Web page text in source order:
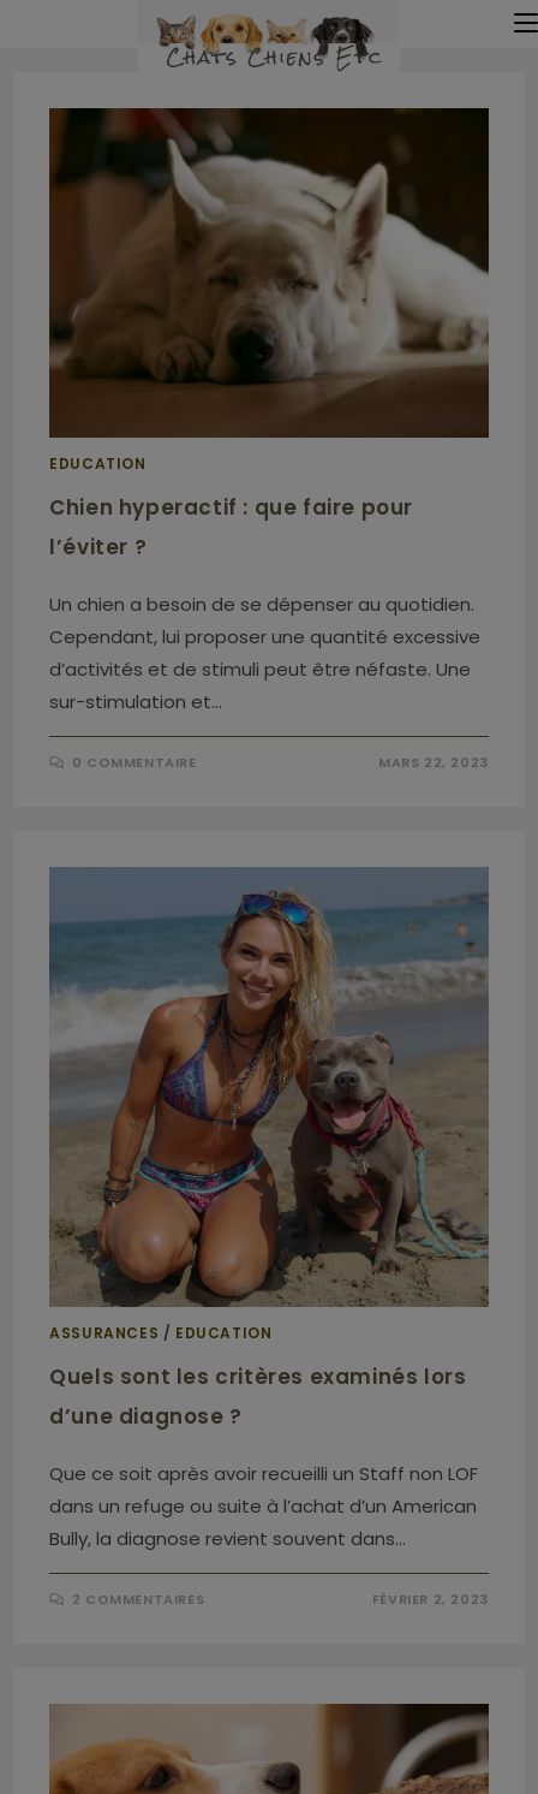
EDUCATION
Chien hyperactif : que faire pour
l’éviter ?
Un chien a besoin de se dépenser au quotidien.
Cependant, lui proposer une quantité excessive
d’activités et de stimuli peut être néfaste. Une
sur-stimulation et…
0 COMMENTAIRE MARS 22, 2023
ASSURANCES / EDUCATION
Quels sont les critères examinés lors
d’une diagnose ?
Que ce soit après avoir recueilli un Staff non LOF
dans un refuge ou suite à l’achat d’un American
Bully, la diagnose revient souvent dans…
2 COMMENTAIRES FÉVRIER 2, 2023